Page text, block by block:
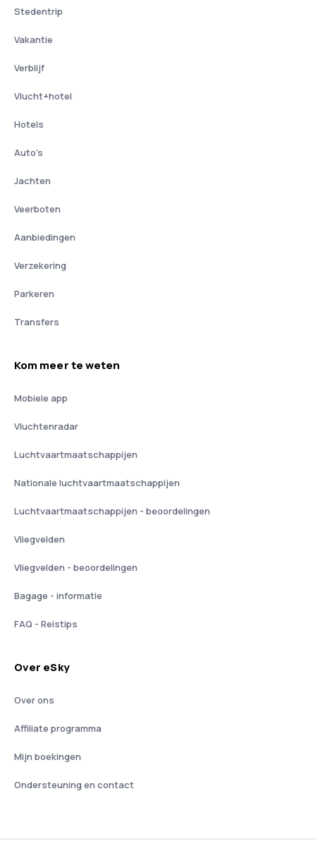
Stedentrip
Vakantie
Verblijf
Vlucht+hotel
Hotels
Auto's
Jachten
Veerboten
Aanbiedingen
Verzekering
Parkeren
Transfers
Kom meer te weten
Mobiele app
Vluchtenradar
Luchtvaartmaatschappijen
Nationale luchtvaartmaatschappijen
Luchtvaartmaatschappijen - beoordelingen
Vliegvelden
Vliegvelden - beoordelingen
Bagage - informatie
FAQ - Reistips
Over eSky
Over ons
Affiliate programma
Mijn boekingen
Ondersteuning en contact